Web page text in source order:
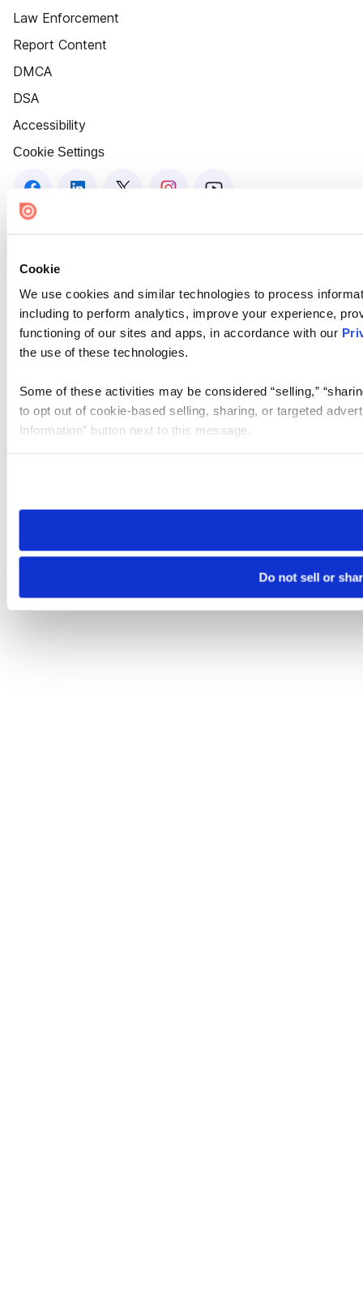
Cookie
We use cookies and similar technologies to process
including to perform analytics, improve your experience,
functioning of our sites and apps, in accordance with our
the use of these technologies.
Some of these activities may be considered “selling,”
to opt out of cookie-based selling, sharing, or targeted
Information” button next to this message.
need to be set again.
Do not sell or
Law Enforcement
Report Content
DMCA
DSA
Accessibility
Cookie Settings